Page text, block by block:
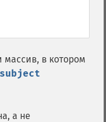
массив, в котором
subject
а не